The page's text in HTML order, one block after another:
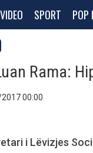
VIDEO SPORT POP
Rama:
00:00
i Lëvizjes